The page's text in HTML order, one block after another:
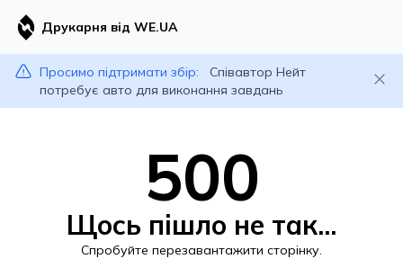
Друкарня від WE.UA
Просимо підтримати збір:
Співавтор Нейт
потребує авто для виконання завдань
500
Щось пішло не так...
Спробуйте перезавантажити сторінку.